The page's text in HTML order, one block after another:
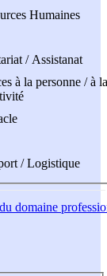
Humaines
/ Assistanat
à la personne / à la
/ Logistique
domaine